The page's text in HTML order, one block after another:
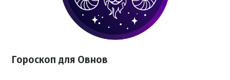
Гороскоп для Овнов